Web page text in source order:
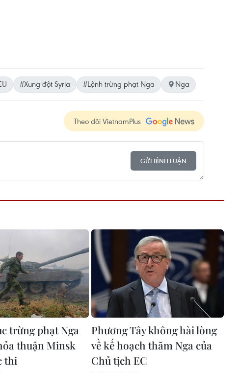
#Xung đột Syria #Lệnh trừng phạt Nga Nga
Theo dõi VietnamPlus
GỬI BÌNH LUẬN
trừng phạt Nga
thuận Minsk
thi
Phương Tây không hài lòng
về kế hoạch thăm Nga của
Chủ tịch EC